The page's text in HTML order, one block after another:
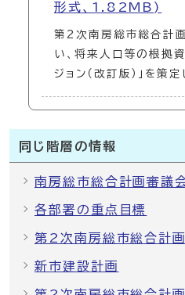
形式、1.82MB)
第2次南房総市総合計
い、将来人口等の根拠
ジョン（改訂版）」を策定
同じ階層の情報
南房総市総合計画審議
各部署の重点目標
第2次南房総市総合計画
新市建設計画